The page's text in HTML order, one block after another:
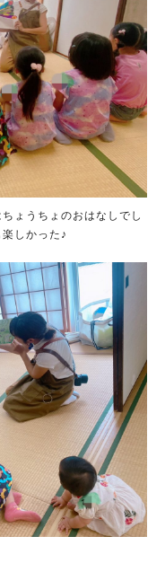
ょうちょのおはなしでし
しかった♪